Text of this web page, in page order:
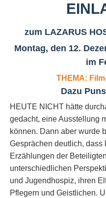
zum LAZARUS
Montag, den 12.
im
THEMA:
Dazu
HEUTE NICHT hätte
gedacht, eine Ausstellung
können. Dann aber wurde
Gesprächen deutlich, dass
Erzählungen der
unterschiedlichen
und Jugendhospiz, ihren
Pflegern und Geistlichen.